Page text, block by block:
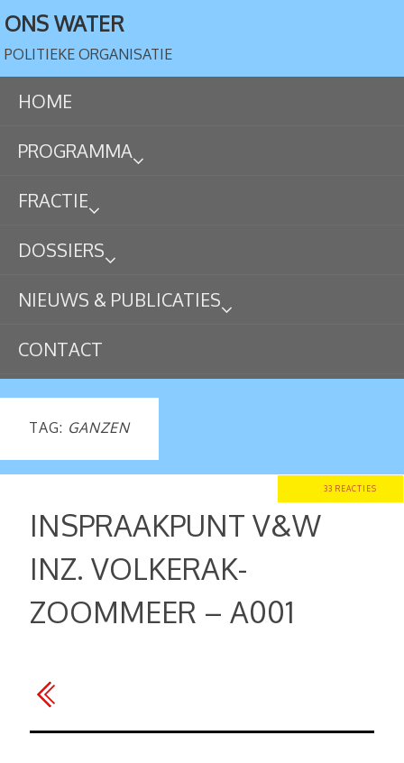
ONS WATER
POLITIEKE ORGANISATIE
HOME
PROGRAMMA
FRACTIE
DOSSIERS
NIEUWS & PUBLICATIES
CONTACT
TAG: GANZEN
33 REACTIES
INSPRAAKPUNT V&W
INZ. VOLKERAK-
ZOOMMEER – A001